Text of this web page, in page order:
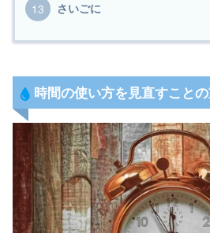
さいごに
時間の使い方を見直すことの